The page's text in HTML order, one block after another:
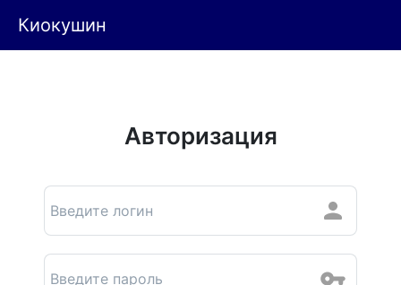
Киокушин
Авторизация